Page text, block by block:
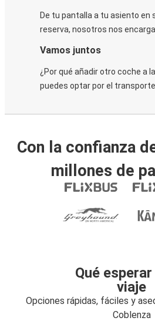
De tu pantalla a tu asiento en
reserva, nosotros nos
Vamos juntos
¿Por qué añadir otro coche a
puedes optar por el
Con la confianza
millones de
Qué
viaje
Opciones rápidas, fáciles y
Coblenza